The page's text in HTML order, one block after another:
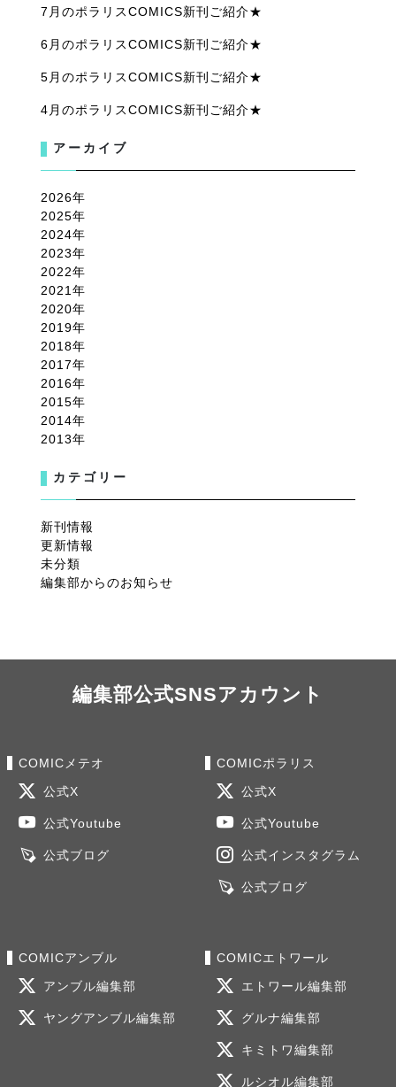
7月のポラリスCOMICS新刊ご紹介★
6月のポラリスCOMICS新刊ご紹介★
5月のポラリスCOMICS新刊ご紹介★
4月のポラリスCOMICS新刊ご紹介★
アーカイブ
2026
2025
2024
2023
2022
2021
2020
2019
2018
2017
2016
2015
2014
2013
カテゴリー
新刊情報
更新情報
未分類
編集部からのお知らせ
編集部公式SNSアカウント
COMICメテオ
公式X
公式Youtube
公式ブログ
COMICポラリス
公式X
公式Youtube
公式インスタグラム
公式ブログ
COMICアンブル
アンブル編集部
ヤングアンブル編集部
COMICエトワール
エトワール編集部
グルナ編集部
キミトワ編集部
ルシオル編集部